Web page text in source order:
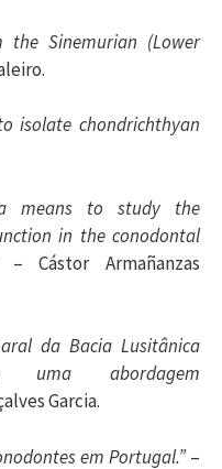
the Sinemurian (Lower
isolate chondrichthyan
means to study the
in the conodontal
Cástor Armañanzas
da Bacia Lusitânica
uma abordagem
Garcia.
em Portugal.”–